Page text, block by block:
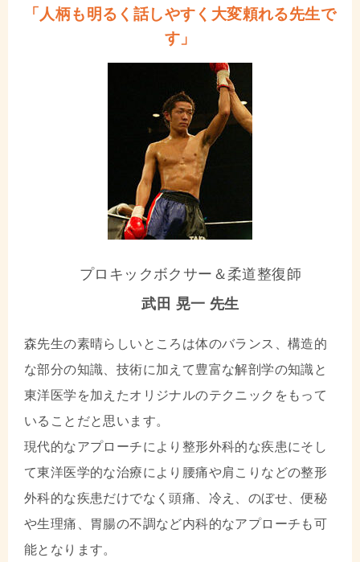
「人柄も明るく話しやすく大変頼れる先生で
す」
プロキックボクサー＆柔道整復師
武田 晃一 先生
森先生の素晴らしいところは体のバランス、構造的
な部分の知識、技術に加えて豊富な解剖学の知識と
東洋医学を加えたオリジナルのテクニックをもって
いることだと思います。
現代的なアプローチにより整形外科的な疾患にそし
て東洋医学的な治療により腰痛や肩こりなどの整形
外科的な疾患だけでなく頭痛、冷え、のぼせ、便秘
や生理痛、胃腸の不調など内科的なアプローチも可
能となります。